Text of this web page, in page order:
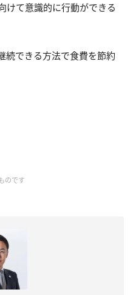
けて意識的に行動ができる
続できる方法で食費を節約
のです